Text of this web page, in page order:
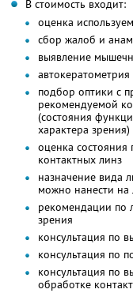
В стоимость входит:
оценка
сбор жалоб и
выявление
подбор оптики с
рекомендуемой
(состояния
характера зрения)
оценка состояния
контактных линз
назначение вида
можно нанести на
рекомендации по
зрения
консультация по
консультация по
консультация по
обработке